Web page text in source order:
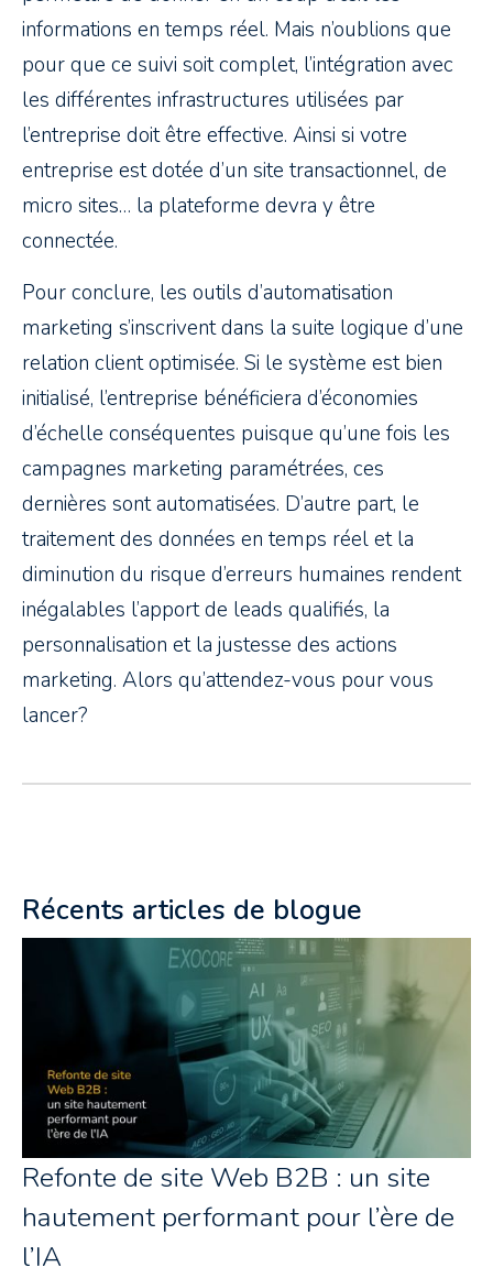
informations en temps réel. Mais n’oublions que
pour que ce suivi soit complet, l’intégration avec
les différentes infrastructures utilisées par
l’entreprise doit être effective. Ainsi si votre
entreprise est dotée d’un site transactionnel, de
micro sites… la plateforme devra y être
connectée.
Pour conclure, les outils d’automatisation
marketing s’inscrivent dans la suite logique d’une
relation client optimisée. Si le système est bien
initialisé, l’entreprise bénéficiera d’économies
d’échelle conséquentes puisque qu’une fois les
campagnes marketing paramétrées, ces
dernières sont automatisées. D’autre part, le
traitement des données en temps réel et la
diminution du risque d’erreurs humaines rendent
inégalables l’apport de leads qualifiés, la
personnalisation et la justesse des actions
marketing. Alors qu’attendez-vous pour vous
lancer?
Récents articles de blogue
Refonte de site Web B2B : un site
hautement performant pour l’ère de
l’IA